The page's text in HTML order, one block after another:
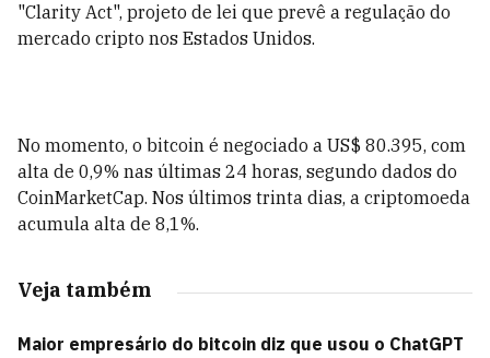
"Clarity Act", projeto de lei que prevê a regulação do
mercado cripto nos Estados Unidos.
No momento, o bitcoin é negociado a US$ 80.395, com
alta de 0,9% nas últimas 24 horas, segundo dados do
CoinMarketCap. Nos últimos trinta dias, a criptomoeda
acumula alta de 8,1%.
Veja também
Maior empresário do bitcoin diz que usou o ChatGPT